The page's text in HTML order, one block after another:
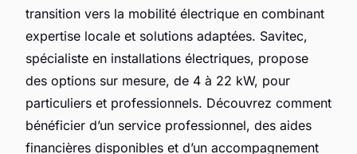
transition vers la mobilité électrique en combinant
expertise locale et solutions adaptées. Savitec,
spécialiste en installations électriques, propose
des options sur mesure, de 4 à 22 kW, pour
particuliers et professionnels. Découvrez comment
bénéficier d’un service professionnel, des aides
financières disponibles et d’un accompagnement